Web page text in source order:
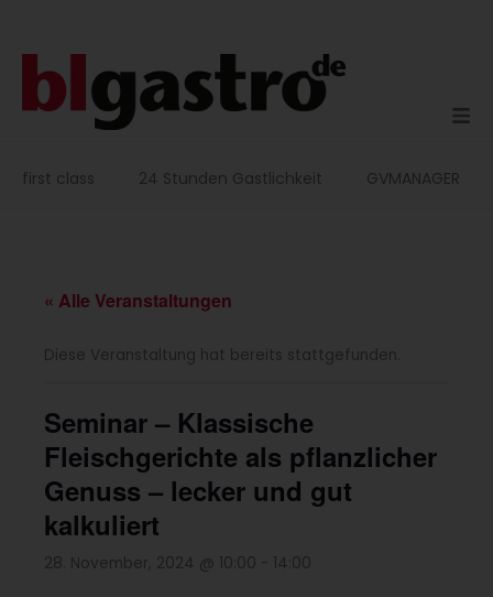
first class 24 Stunden Gastlichkeit GVMANAGER
« Alle Veranstaltungen
Diese Veranstaltung hat bereits stattgefunden.
Seminar – Klassische
Fleischgerichte als pflanzlicher
Genuss – lecker und gut
kalkuliert
28. November, 2024 @ 10:00 - 14:00